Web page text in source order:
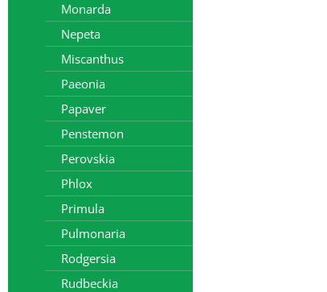
Monarda
Nepeta
Miscanthus
Paeonia
Papaver
Penstemon
Perovskia
Phlox
Primula
Pulmonaria
Rodgersia
Rudbeckia